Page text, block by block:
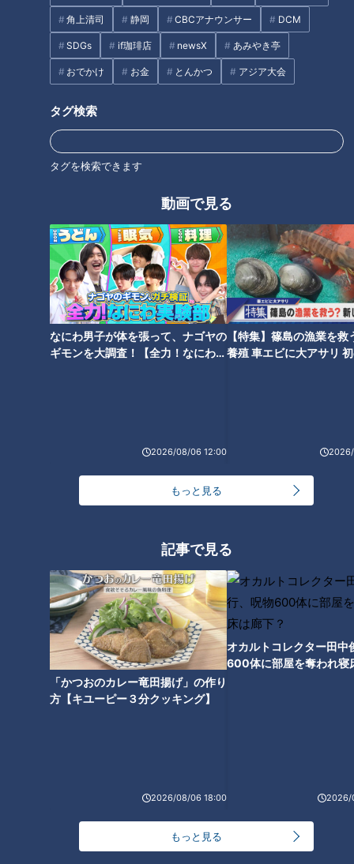
角上清司 静岡 CBCアナウンサー DCM
SDGs if珈琲店 newsX あみやき亭
おでかけ お金 とんかつ アジア大会
タグ検索
タグを検索できます
動画で見る
なにわ男子が体を張って、ナゴヤの
ギモンを大調査！【全力！なにわ実
2026/08/06 12:00
【特集】篠島の漁業を救
養殖 車エビに大アサリ
もっと見る
記事で見る
「かつおのカレー竜田揚げ」の作り
方【キユーピー３分クッキング】
2026/08/06 18:00
オカルトコレクター田中
600体に部屋を奪われ寝
2026/
もっと見る
アメリカとイスラエルは、イランの重要人物の居場所と行動す
る日時を的確に把握していました。幹部が集まる会議の場所や
日時を正確につかんでおり、直前に時間が変更された情報まで
得ていたといいます。
存在を指摘します。
情報収集に活躍したのではないか。それをアメリカのトランプ
政権と共有するという動きもあったみたいですね」
船舶の航行が止まる
この事態は日本の暮らしにも影響を及ぼしかねません。
石塚「正式にホルムズ海峡が封鎖されたわけではないけれど、
イランの海軍が船に『通らない方がいいぞ』『通るなよ』と連
と怖くてなかなか通れないですよね、今のホルムズ海峡は」
海峡の幅は約60キロで、船が通れる範囲は6キロほどです。こ
の狭い航路を膨大な数の船が通り、原油やLNGを運んでいま
す。日本は中東からの原油に90％以上を依存しており、その
ほとんどがホルムズ海峡を通って届きます。
石塚「これは少なからず影響があることは間違いない」
航空便にも影響が広がっています。